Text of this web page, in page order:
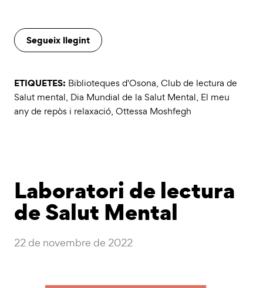
Segueix llegint
ETIQUETES: Biblioteques d'Osona, Club de lectura de
Salut mental, Dia Mundial de la Salut Mental, El meu
any de repòs i relaxació, Ottessa Moshfegh
Laboratori de lectura
de Salut Mental
22 de novembre de 2022